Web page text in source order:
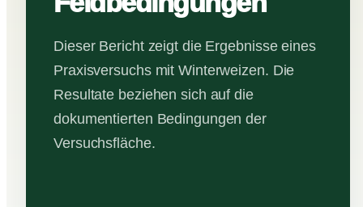
Dieser Bericht zeigt die Ergebnisse eines
Praxisversuchs mit Winterweizen. Die
Resultate beziehen sich auf die
dokumentierten Bedingungen der
Versuchsfläche.